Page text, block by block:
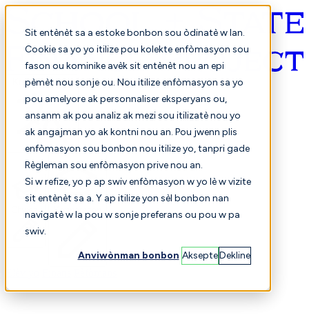
Sit entènèt sa a estoke bonbon sou òdinatè w lan.
Cookie sa yo yo itilize pou kolekte enfòmasyon sou
fason ou kominike avèk sit entènèt nou an epi
pèmèt nou sonje ou. Nou itilize enfòmasyon sa yo
pou amelyore ak personnaliser eksperyans ou,
ansanm ak pou analiz ak mezi sou itilizatè nou yo
ak angajman yo ak kontni nou an. Pou jwenn plis
enfòmasyon sou bonbon nou itilize yo, tanpri gade
Règleman sou enfòmasyon prive nou an.
Si w refize, yo p ap swiv enfòmasyon w yo lè w vizite
sit entènèt sa a. Y ap itilize yon sèl bonbon nan
navigatè w la pou w sonje preferans ou pou w pa
swiv.
Anviwònman bonbon AksepteDekline
Kreyòl ayisyen
Konparezon